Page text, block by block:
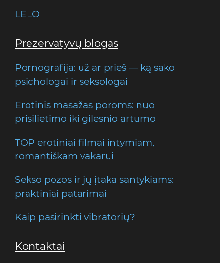
LELO
Prezervatyvų blogas
Pornografija: už ar prieš — ką sako
psichologai ir seksologai
Erotinis masažas poroms: nuo
prisilietimo iki gilesnio artumo
TOP erotiniai filmai intymiam,
romantiškam vakarui
Sekso pozos ir jų įtaka santykiams:
praktiniai patarimai
Kaip pasirinkti vibratorių?
Kontaktai